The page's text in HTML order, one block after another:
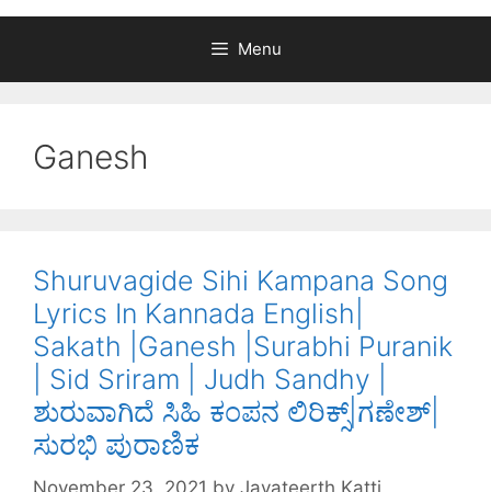
Menu
Ganesh
Shuruvagide Sihi Kampana Song
Lyrics In Kannada English|
Sakath |Ganesh |Surabhi Puranik
| Sid Sriram | Judh Sandhy |
ಶುರುವಾಗಿದೆ ಸಿಹಿ ಕಂಪನ ಲಿರಿಕ್ಸ್|ಗಣೇಶ್|
ಸುರಭಿ ಪುರಾಣಿಕ
November 23, 2021 by Jayateerth Katti